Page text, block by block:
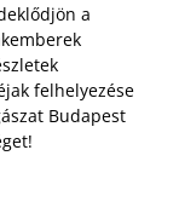
a
felhelyezése
Budapest